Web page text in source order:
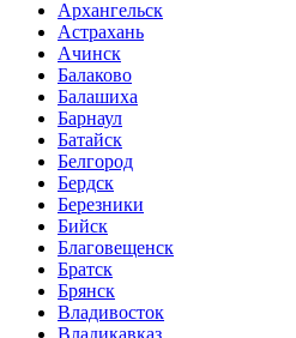
Архангельск
Астрахань
Ачинск
Балаково
Балашиха
Барнаул
Батайск
Белгород
Бердск
Березники
Бийск
Благовещенск
Братск
Брянск
Владивосток
Владикавказ